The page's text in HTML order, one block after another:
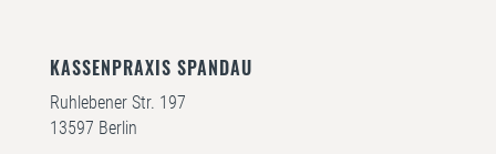
KASSENPRAXIS SPANDAU
Ruhlebener Str. 197
13597 Berlin